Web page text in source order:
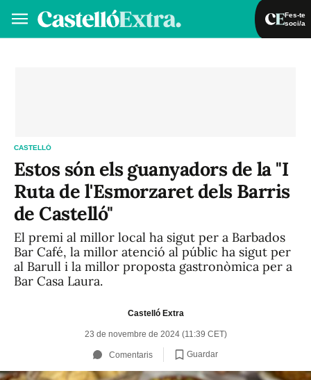
Fes-te
soci/a
CASTELLÓ
Estos són els guanyadors de la "I
Ruta de l'Esmorzaret dels Barris
de Castelló"
El premi al millor local ha sigut per a Barbados
Bar Café, la millor atenció al públic ha sigut per
al Barull i la millor proposta gastronòmica per a
Bar Casa Laura.
Castelló Extra
23 de novembre de 2024 (11:39 CET)
Comentaris Guardar